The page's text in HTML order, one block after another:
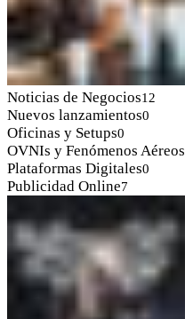
Noticias de Negocios12
Nuevos lanzamientos0
Oficinas y Setups0
OVNIs y Fenómenos Aéreos
Plataformas Digitales0
Publicidad Online7